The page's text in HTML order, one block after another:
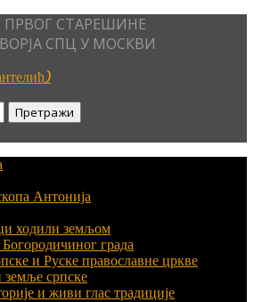
СТАРЕШИНЕ
СПЦ У МОСКВИ
Антонија
ходили земљом
града
и Руске православне цркве
српске
и живи глас традиције